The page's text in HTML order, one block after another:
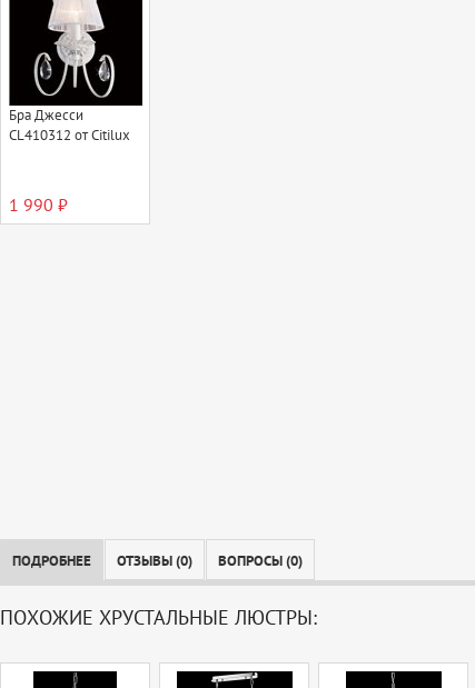
Бра Джесси
CL410312 от Citilux
1 990 ₽
ПОДРОБНЕЕ ОТЗЫВЫ (0) ВОПРОСЫ (0)
ПОХОЖИЕ ХРУСТАЛЬНЫЕ ЛЮСТРЫ: